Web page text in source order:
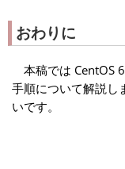
おわりに
本稿では CentOS
手順について解説し
いです。